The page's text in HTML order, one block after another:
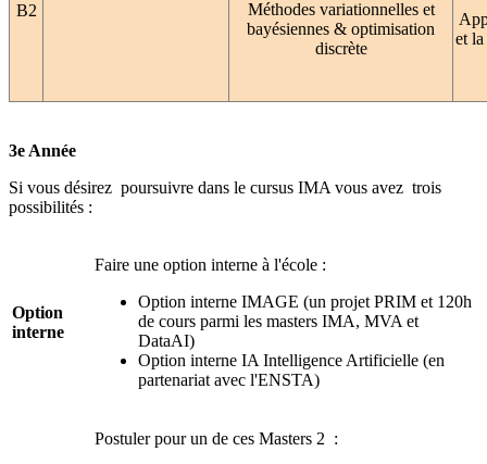
B2
Méthodes variationnelles et
bayésiennes & optimisation
discrète
et
3e Année
Si vous désirez poursuivre dans le cursus IMA vous avez trois
possibilités :
Option
interne
Faire une option interne à l'école :
Option interne IMAGE (un projet PRIM et 120h
de cours parmi les masters IMA, MVA et
DataAI)
Option interne IA Intelligence Artificielle (en
partenariat avec l'ENSTA)
Postuler pour un de ces Masters 2 :